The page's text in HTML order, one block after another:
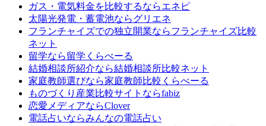
ガス・電気料金を比較するならエネピ
太陽光発電・蓄電池ならグリエネ
フランチャイズでの独立開業ならフランチャイズ比較
ネット
留学なら留学くらべーる
結婚相談所紹介なら結婚相談所比較ネット
家庭教師選びなら家庭教師比較くらべーる
ものづくり産業比較サイトならfabiz
恋愛メディアならClover
電話占いならみんなの電話占い